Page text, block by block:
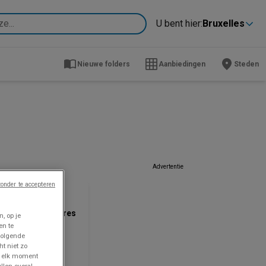
U bent hier:Bruxelles
Nieuwe folders Aanbiedingen Steden
ZOJUIST TOEGEVOEGD
meilleures offres
vous
tot en
12/8
Advertentie
op je
te
niet zo
elk moment
te accepteren